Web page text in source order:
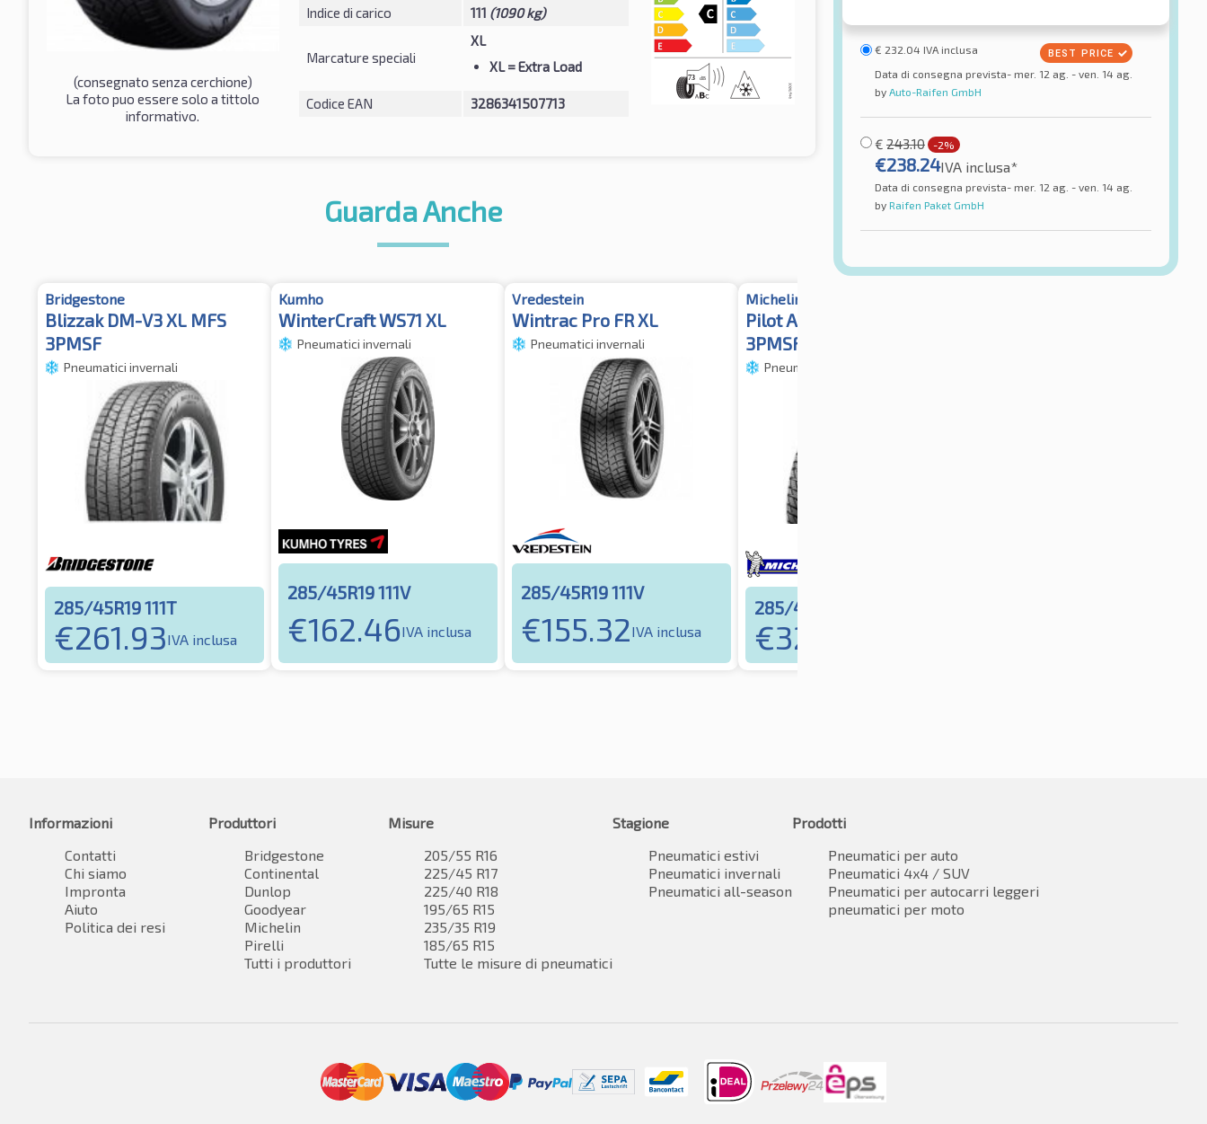
(consegnato senza cerchione)
La foto puo essere solo a tittolo
informativo.
Indice di carico
111 (1090 kg)
Marcature speciali
XL
XL= Extra Load
Codice EAN 3286341507713
€ 232.04 IVA inclusa
Data di consegna prevista- mer. 12 ag. - ven. 14 ag.
by Auto-Raifen GmbH
€ 243.10 -2%
€238.24IVA inclusa*
Data di consegna prevista- mer. 12 ag. - ven. 14 ag.
by Raifen Paket GmbH
Guarda Anche
Bridgestone
Blizzak DM-V3 XL MFS
3PMSF
Pneumatici invernali
285/45R19 111T
€261.93IVA inclusa
Kumho
WinterCraft WS71 XL
Pneumatici invernali
285/45R19 111V
€162.46IVA inclusa
Vredestein
Wintrac Pro FR XL
Pneumatici invernali
285/45R19 111V
€155.32IVA inclusa
Michelin
Pilot Alpin 5 SUV SUV XL
3PMSF TL
Pneumatici invernali
285/45R19 111V
€321.54
Informazioni
Contatti
Chi siamo
Impronta
Aiuto
Politica dei resi
Produttori
Bridgestone
Continental
Dunlop
Goodyear
Michelin
Pirelli
Tutti i produttori
Misure
205/55 R16
225/45 R17
225/40 R18
195/65 R15
235/35 R19
185/65 R15
Tutte le misure di pneumatici
Stagione
Pneumatici estivi
Pneumatici invernali
Pneumatici all-season
Prodotti
Pneumatici per auto
Pneumatici 4x4 / SUV
Pneumatici per autocarri leggeri
pneumatici per moto